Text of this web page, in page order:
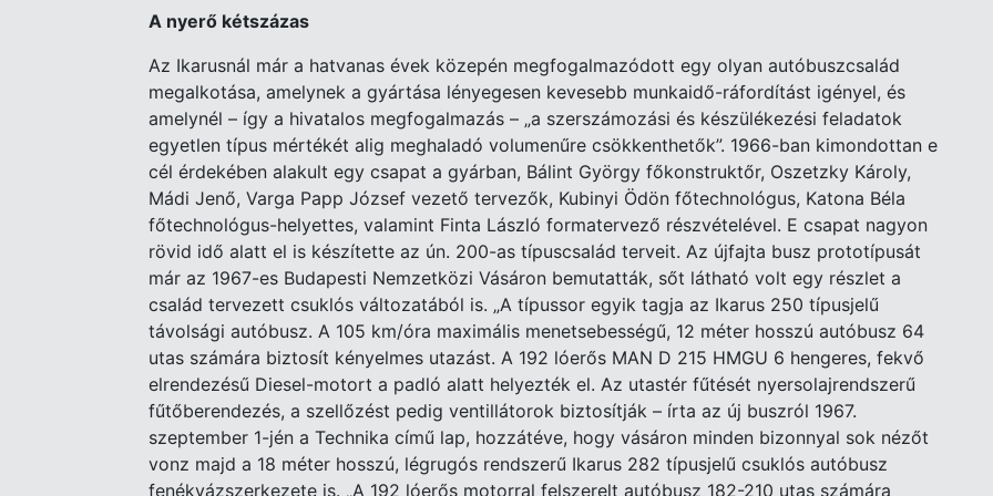
A nyerő kétszázas
Az Ikarusnál már a hatvanas évek közepén megfogalmazódott egy olyan autóbuszcsalád
megalkotása, amelynek a gyártása lényegesen kevesebb munkaidő-ráfordítást igényel, és
amelynél – így a hivatalos megfogalmazás – „a szerszámozási és készülékezési feladatok
egyetlen típus mértékét alig meghaladó volumenűre csökkenthetők”. 1966-ban kimondottan e
cél érdekében alakult egy csapat a gyárban, Bálint György főkonstruktőr, Oszetzky Károly,
Mádi Jenő, Varga Papp József vezető tervezők, Kubinyi Ödön főtechnológus, Katona Béla
főtechnológus-helyettes, valamint Finta László formatervező részvételével. E csapat nagyon
rövid idő alatt el is készítette az ún. 200-as típuscsalád terveit. Az újfajta busz prototípusát
már az 1967-es Budapesti Nemzetközi Vásáron bemutatták, sőt látható volt egy részlet a
család tervezett csuklós változatából is. „A típussor egyik tagja az Ikarus 250 típusjelű
távolsági autóbusz. A 105 km/óra maximális menetsebességű, 12 méter hosszú autóbusz 64
utas számára biztosít kényelmes utazást. A 192 lóerős MAN D 215 HMGU 6 hengeres, fekvő
elrendezésű Diesel-motort a padló alatt helyezték el. Az utastér fűtését nyersolajrendszerű
fűtőberendezés, a szellőzést pedig ventillátorok biztosítják – írta az új buszról 1967.
szeptember 1-jén a Technika című lap, hozzátéve, hogy vásáron minden bizonnyal sok nézőt
vonz majd a 18 méter hosszú, légrugós rendszerű Ikarus 282 típusjelű csuklós autóbusz
fenékvázszerkezete is. „A 192 lóerős motorral felszerelt autóbusz 182-210 utas számára